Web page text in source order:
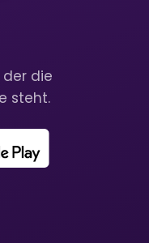
der die
steht.